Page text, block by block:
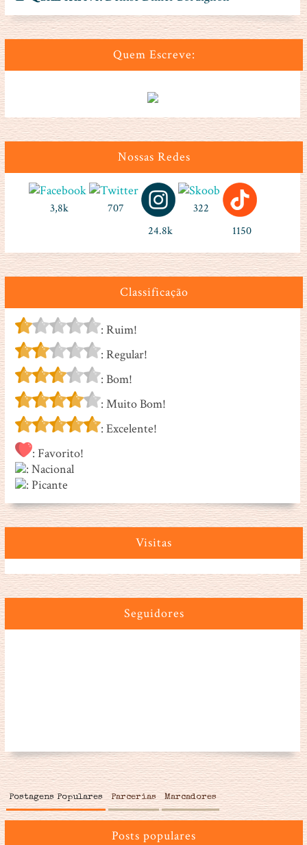
Quem Escreve:
Nossas Redes
3,8k
707
24.8k
322
1150
Classificação
: Ruim!
: Regular!
: Bom!
: Muito Bom!
: Excelente!
: Favorito!
: Nacional
: Picante
Visitas
Seguidores
Postagens Populares Parcerias Marcadores
Posts populares